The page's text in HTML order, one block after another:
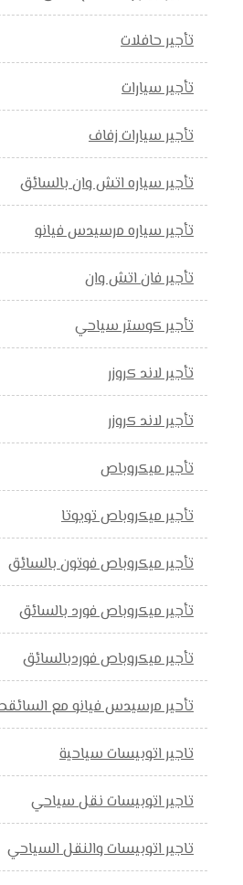
تأجير حافلات
تأجير سيارات
تأجير سيارات زفاف
تأجير سياره اتش وان بالسائق
تأجير سياره مرسيدس فيانو
تأجير فان اتش وان
تأجير كوستر سياحي
تأجير لاند كروزر
تأجير لاند كروزر
تأجير ميكروباص
تأجير ميكروباص تويوتا
تأجير ميكروباص فوتون بالسائق
تأجير ميكروباص فورد بالسائق
تأجير ميكروباص فوردبالسائق
تأحير مرسيدس فيانو مع
تاجير اتوبيسات سياحية
تاجير اتوبيسات نقل سياحي
تاجير اتوبيسات والنقل السياحي